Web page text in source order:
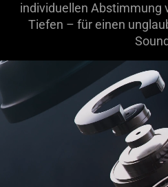
individuellen Abstimmung
Tiefen – für einen